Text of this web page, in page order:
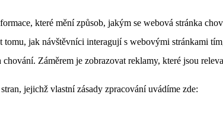
které mění způsob, jakým se webová stránka
jak návštěvníci interagují s webovými stránkami
Záměrem je zobrazovat reklamy, které jsou
jejichž vlastní zásady zpracování uvádíme zde: